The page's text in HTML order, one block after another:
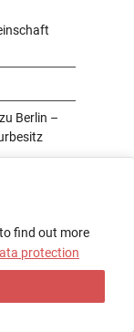
Berlin –
Berlin –
find out more
protection